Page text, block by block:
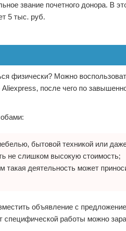
звание почетного донора. В
5 тыс. руб.
физически? Можно
после чего по
бытовой техникой или
не слишком высокую стоимость;
такая деятельность может
объявление с
работы можно